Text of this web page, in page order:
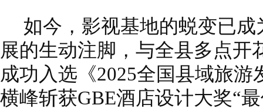
如今，影视基地的蜕变已
展的生动注脚，与全县多点开
成功入选《2025全国县域旅游
横峰斩获GBE酒店设计大奖“